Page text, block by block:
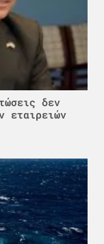
δεν
εταιρειών